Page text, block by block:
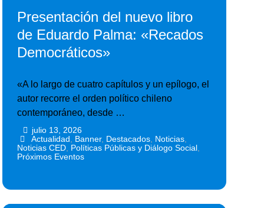
Presentación del nuevo libro
de Eduardo Palma: «Recados
Democráticos»
«A lo largo de cuatro capítulos y un epílogo, el
autor recorre el orden político chileno
contemporáneo, desde …
julio 13, 2026
Actualidad Banner, Destacados, Noticias,
Noticias CED Políticas Públicas y Diálogo Social
Próximos Eventos